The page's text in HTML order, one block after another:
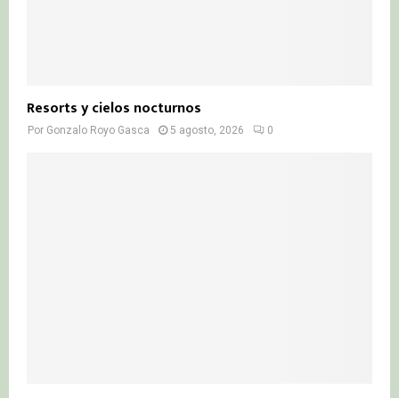
Resorts y cielos nocturnos
Por Gonzalo Royo Gasca 5 agosto, 2026 0